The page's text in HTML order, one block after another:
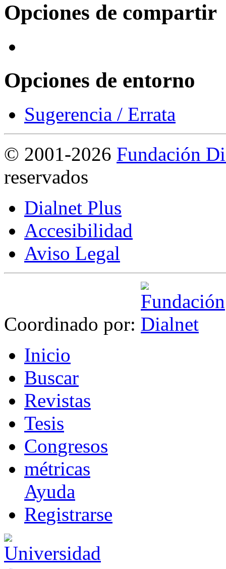
Opciones de compartir
Opciones de entorno
Sugerencia / Errata
© 2001-2026 Fundación
reservados
Dialnet Plus
Accesibilidad
Aviso Legal
Coordinado por:
Inicio
Buscar
Revistas
Tesis
Congresos
métricas
Ayuda
Registrarse